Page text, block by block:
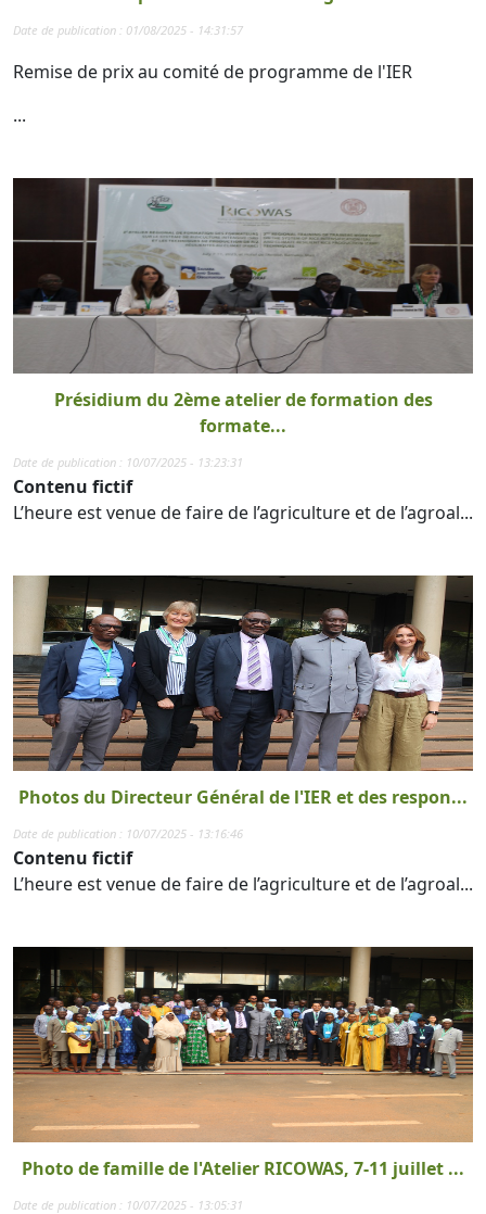
Date de publication : 01/08/2025 - 14:31:57
Remise de prix au comité de programme de l'IER
...
Présidium du 2ème atelier de formation des
formate...
Date de publication : 10/07/2025 - 13:23:31
Contenu fictif
L’heure est venue de faire de l’agriculture et de l’agroal...
Photos du Directeur Général de l'IER et des respon...
Date de publication : 10/07/2025 - 13:16:46
Contenu fictif
L’heure est venue de faire de l’agriculture et de l’agroal...
Photo de famille de l'Atelier RICOWAS, 7-11 juillet ...
Date de publication : 10/07/2025 - 13:05:31